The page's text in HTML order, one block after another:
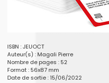
ISBN : JEUOCT
Auteur(s) : Magali Pierre
Nombre de pages : 52
Format : 56x87 mm
Date de sortie : 15/06/2022